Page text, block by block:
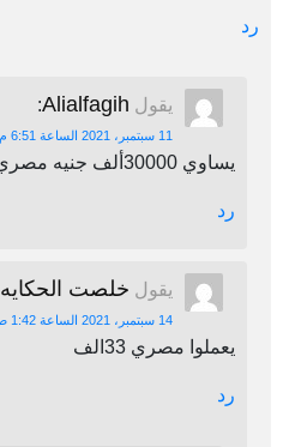
رد
يقول Alialfagih
:
11 سبتمبر، 2021 الساعة 6:51 م
يساوي 30000ألف جنيه مصري
رد
يقول خلصت الحكايه
14 سبتمبر، 2021 الساعة 1:42 ص
يعملوا مصري 33الف
رد